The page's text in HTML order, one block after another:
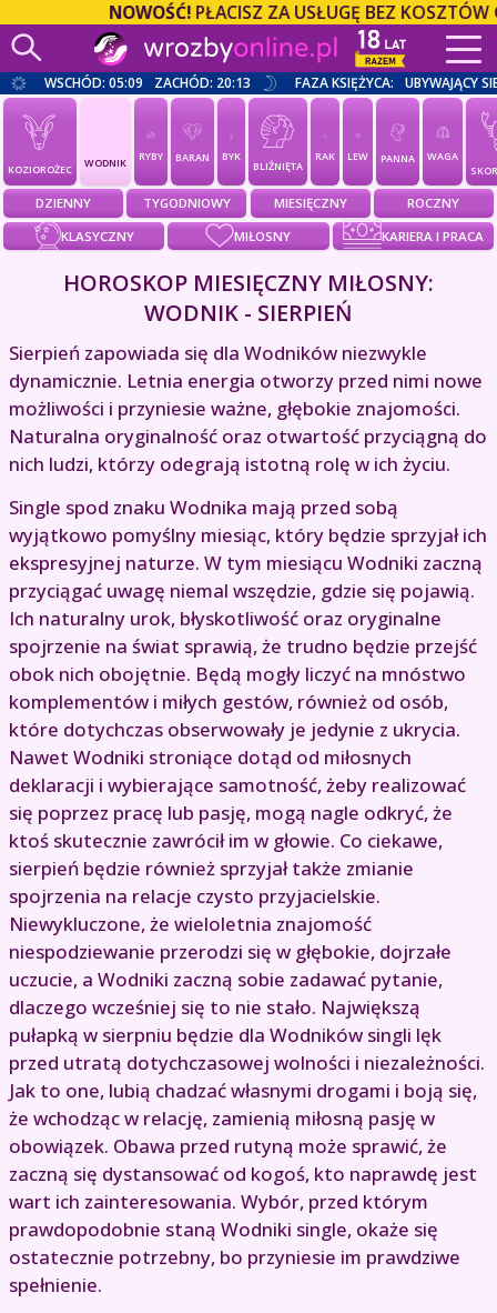
NOWOŚĆ!PŁACISZ ZA USŁUGĘ BEZ KOSZTÓW
WSCHÓD: 05:09 ZACHÓD: 20:13 FAZA KSIĘŻYCA: UBYWAJĄCY
KOZIOROŻEC WODNIK RYBY BARAN BYK
BLIŹNIĘTA
RAK LEW PANNA
WAGA
DZIENNY TYGODNIOWY MIESIĘCZNY
ROCZNY
KLASYCZNY
MIŁOSNY KARIERA I PRACA
HOROSKOP MIESIĘCZNY MIŁOSNY:
WODNIK - SIERPIEŃ
Sierpień zapowiada się dla Wodników niezwykle
dynamicznie. Letnia energia otworzy przed nimi nowe
możliwości i przyniesie ważne, głębokie znajomości.
Naturalna oryginalność oraz otwartość przyciągną do
nich ludzi, którzy odegrają istotną rolę w ich życiu.
Single spod znaku Wodnika mają przed sobą
wyjątkowo pomyślny miesiąc, który będzie sprzyjał ich
ekspresyjnej naturze. W tym miesiącu Wodniki zaczną
przyciągać uwagę niemal wszędzie, gdzie się pojawią.
Ich naturalny urok, błyskotliwość oraz oryginalne
spojrzenie na świat sprawią, że trudno będzie przejść
obok nich obojętnie. Będą mogły liczyć na mnóstwo
komplementów i miłych gestów, również od osób,
które dotychczas obserwowały je jedynie z ukrycia.
Nawet Wodniki stroniące dotąd od miłosnych
deklaracji i wybierające samotność, żeby realizować
się poprzez pracę lub pasję, mogą nagle odkryć, że
ktoś skutecznie zawrócił im w głowie. Co ciekawe,
sierpień będzie również sprzyjał także zmianie
spojrzenia na relacje czysto przyjacielskie.
Niewykluczone, że wieloletnia znajomość
niespodziewanie przerodzi się w głębokie, dojrzałe
uczucie, a Wodniki zaczną sobie zadawać pytanie,
dlaczego wcześniej się to nie stało. Największą
pułapką w sierpniu będzie dla Wodników singli lęk
przed utratą dotychczasowej wolności i niezależności.
Jak to one, lubią chadzać własnymi drogami i boją się,
że wchodząc w relację, zamienią miłosną pasję w
obowiązek. Obawa przed rutyną może sprawić, że
zaczną się dystansować od kogoś, kto naprawdę jest
wart ich zainteresowania. Wybór, przed którym
prawdopodobnie staną Wodniki single, okaże się
ostatecznie potrzebny, bo przyniesie im prawdziwe
spełnienie.